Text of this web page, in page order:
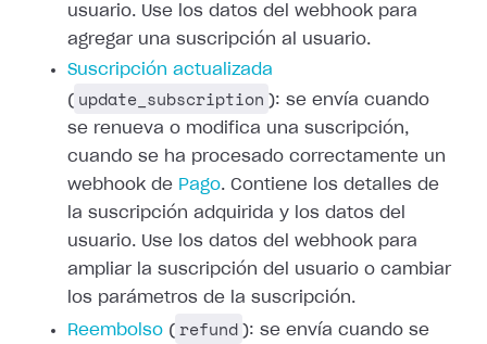
usuario. Use los datos del webhook para
agregar una suscripción al usuario.
Suscripción actualizada
( update_subscription ): se envía cuando
se renueva o modifica una suscripción,
cuando se ha procesado correctamente un
webhook de Pago. Contiene los detalles de
la suscripción adquirida y los datos del
usuario. Use los datos del webhook para
ampliar la suscripción del usuario o cambiar
los parámetros de la suscripción.
Reembolso ( refund ): se envía cuando se